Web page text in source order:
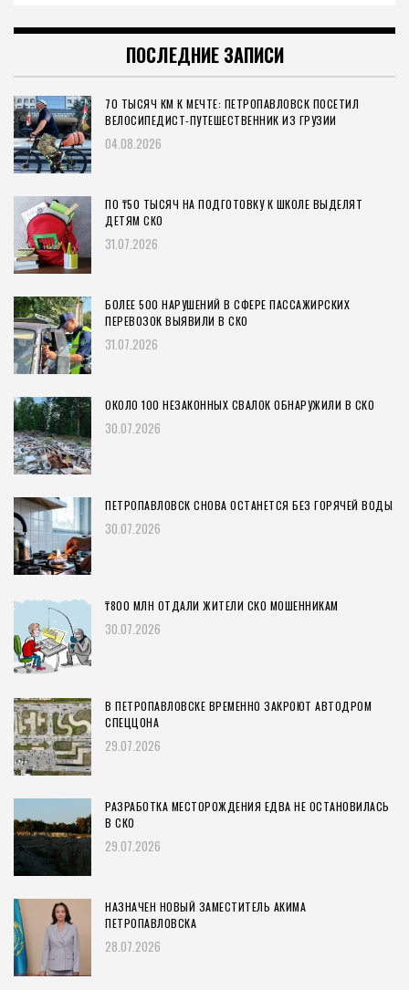
ПОСЛЕДНИЕ ЗАПИСИ
70 ТЫСЯЧ КМ К МЕЧТЕ: ПЕТРОПАВЛОВСК ПОСЕТИЛ
ВЕЛОСИПЕДИСТ-ПУТЕШЕСТВЕННИК ИЗ ГРУЗИИ
04.08.2026
ПО ₸50 ТЫСЯЧ НА ПОДГОТОВКУ К ШКОЛЕ ВЫДЕЛЯТ
ДЕТЯМ СКО
31.07.2026
БОЛЕЕ 500 НАРУШЕНИЙ В СФЕРЕ ПАССАЖИРСКИХ
ПЕРЕВОЗОК ВЫЯВИЛИ В СКО
31.07.2026
ОКОЛО 100 НЕЗАКОННЫХ СВАЛОК ОБНАРУЖИЛИ В СКО
30.07.2026
ПЕТРОПАВЛОВСК СНОВА ОСТАНЕТСЯ БЕЗ ГОРЯЧЕЙ ВОДЫ
30.07.2026
₸800 МЛН ОТДАЛИ ЖИТЕЛИ СКО МОШЕННИКАМ
30.07.2026
В ПЕТРОПАВЛОВСКЕ ВРЕМЕННО ЗАКРОЮТ АВТОДРОМ
СПЕЦЦОНА
29.07.2026
РАЗРАБОТКА МЕСТОРОЖДЕНИЯ ЕДВА НЕ ОСТАНОВИЛАСЬ
В СКО
29.07.2026
НАЗНАЧЕН НОВЫЙ ЗАМЕСТИТЕЛЬ АКИМА
ПЕТРОПАВЛОВСКА
28.07.2026